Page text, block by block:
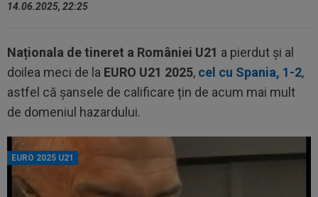
14.06.2025, 22:25
Naționala de tineret a României U21 a pierdut și al
doilea meci de la EURO U21 2025, cel cu Spania, 1-2,
astfel că șansele de calificare țin de acum mai mult
de domeniul hazardului.
EURO 2025 U21